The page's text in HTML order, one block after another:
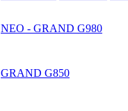
ΝΕΟ - GRAND G980
GRAND G850